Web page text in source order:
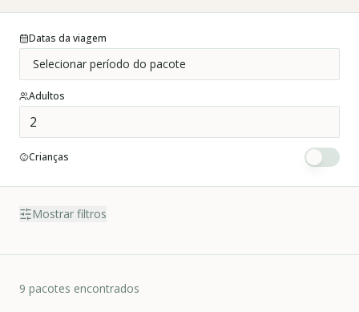
Datas da viagem
Selecionar período do pacote
Adultos
Crianças
Mostrar filtros
9 pacotes encontrados